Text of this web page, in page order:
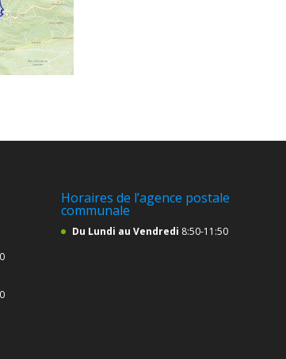
Horaires de l’agence postale
communale
Du Lundi au Vendredi 8:50-11:50